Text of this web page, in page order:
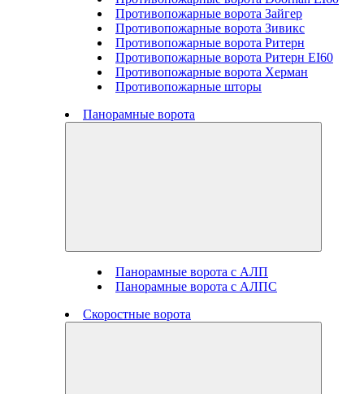
Противопожарные ворота Зайгер
Противопожарные ворота Зивикс
Противопожарные ворота Ритерн
Противопожарные ворота Ритерн EI60
Противопожарные ворота Херман
Противопожарные шторы
Панорамные ворота
Панорамные ворота с АЛП
Панорамные ворота с АЛПС
Скоростные ворота